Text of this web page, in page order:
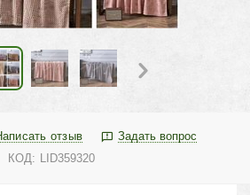
отзыв
Задать вопрос
КОД: LID359320